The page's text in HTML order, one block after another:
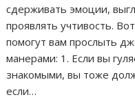
сдерживать эмоции,
проявлять учтивость.
помогут вам прослыть
манерами: 1. Если вы
знакомыми, вы тоже
если…